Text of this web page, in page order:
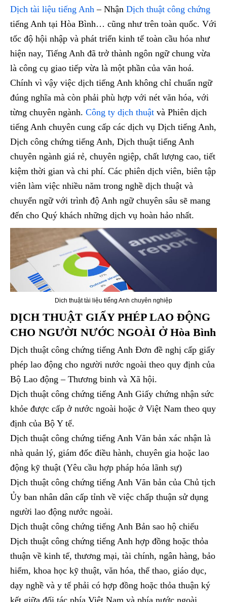
Dịch tài liệu tiếng Anh – Nhận Dịch thuật công chứng
tiếng Anh tại Hòa Bình… cũng như trên toàn quốc. Với
tốc độ hội nhập và phát triển kinh tế toàn cầu hóa như
hiện nay, Tiếng Anh đã trở thành ngôn ngữ chung vừa
là công cụ giao tiếp vừa là một phần của văn hoá.
Chính vì vậy việc dịch tiếng Anh không chỉ chuẩn ngữ
đúng nghĩa mà còn phải phù hợp với nét văn hóa, với
từng chuyên ngành. Công ty dịch thuật và Phiên dịch
tiếng Anh chuyên cung cấp các dịch vụ Dịch tiếng Anh,
Dịch công chứng tiếng Anh, Dịch thuật tiếng Anh
chuyên ngành giá rẻ, chuyên ngiệp, chất lượng cao, tiết
kiệm thời gian và chi phí. Các phiên dịch viên, biên tập
viên làm việc nhiều năm trong nghề dịch thuật và
chuyển ngữ với trình độ Anh ngữ chuyên sâu sẽ mang
đến cho Quý khách những dịch vụ hoàn hảo nhất.
Dich thuật tài liệu tiếng Anh chuyên nghiệp
DỊCH THUẬT GIẤY PHÉP LAO ĐỘNG
CHO NGƯỜI NƯỚC NGOÀI Ở Hòa Bình
Dịch thuật công chứng tiếng Anh Đơn đề nghị cấp giấy
phép lao động cho người nước ngoài theo quy định của
Bộ Lao động – Thương binh và Xã hội.
Dịch thuật công chứng tiếng Anh Giấy chứng nhận sức
khỏe được cấp ở nước ngoài hoặc ở Việt Nam theo quy
định của Bộ Y tế.
Dịch thuật công chứng tiếng Anh Văn bản xác nhận là
nhà quản lý, giám đốc điều hành, chuyên gia hoặc lao
động kỹ thuật (Yêu cầu hợp pháp hóa lãnh sự)
Dịch thuật công chứng tiếng Anh Văn bản của Chủ tịch
Ủy ban nhân dân cấp tỉnh về việc chấp thuận sử dụng
người lao động nước ngoài.
Dịch thuật công chứng tiếng Anh Bản sao hộ chiếu
Dịch thuật công chứng tiếng Anh hợp đồng hoặc thỏa
thuận về kinh tế, thương mại, tài chính, ngân hàng, bảo
hiểm, khoa học kỹ thuật, văn hóa, thể thao, giáo dục,
dạy nghề và y tế phải có hợp đồng hoặc thỏa thuận ký
kết giữa đối tác phía Việt Nam và phía nước ngoài,